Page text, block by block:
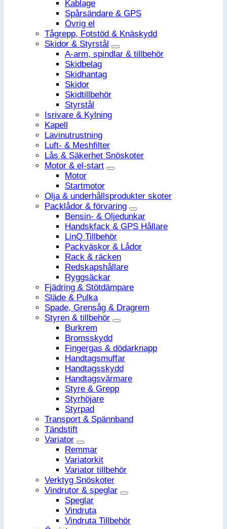
Kablage
Spårsändare & GPS
Övrig el
Tågrepp, Fotstöd & Knäskydd
Skidor & Styrstål
A-arm, spindlar & tillbehör
Skidbelag
Skidhantag
Skidor
Skidtillbehör
Styrstål
Isrivare & Kylning
Kapell
Lavinutrustning
Luft- & Meshfilter
Lås & Säkerhet Snöskoter
Motor & el-start
Motor
Startmotor
Olja & underhållsprodukter skoter
Packlådor & förvaring
Bensin- & Oljedunkar
Handskfack & GPS Hållare
LinQ Tillbehör
Packväskor & Lådor
Rack & räcken
Redskapshållare
Ryggsäckar
Fjädring & Stötdämpare
Släde & Pulka
Spade, Grensåg & Dragrem
Styren & tillbehör
Burkrem
Bromsskydd
Fingergas & dödarknapp
Handtagsmuffar
Handtagsskydd
Handtagsvärmare
Styre & Grepp
Styrhöjare
Styrpad
Transport & Spännband
Tändstift
Variator
Remmar
Variatorkit
Variator tillbehör
Verktyg Snöskoter
Vindrutor & speglar
Speglar
Vindruta
Vindruta Tillbehör